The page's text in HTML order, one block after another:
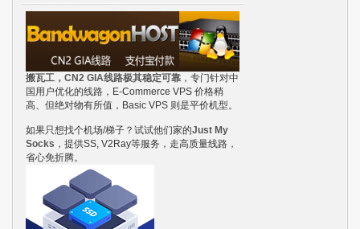
搬瓦工，CN2 GIA线路极其稳定可靠 ，专门针对中
国用户优化的线路，E-Commerce VPS 价格稍
高、但绝对物有所值，Basic VPS 则是平价机型。
如果只想找个机场/梯子？试试他们家的Just My
Socks ，提供SS, V2Ray等服务，走高质量线路，
省心免折腾。